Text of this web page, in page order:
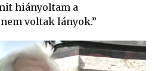
hiányoltam a
voltak lányok.”